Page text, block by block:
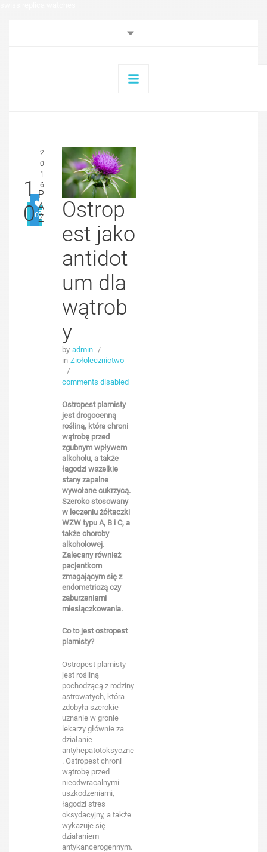
0
1
0
2
0
1
6
P
A
Ź
Ostrop
est jako
antidot
um dla
wątrob
y
by admin /
in Ziołolecznictwo
/
comments disabled
Ostropest plamisty
jest drogocenną
rośliną, która chroni
wątrobę przed
zgubnym wpływem
alkoholu, a także
łagodzi wszelkie
stany zapalne
wywołane cukrzycą.
Szeroko stosowany
w leczeniu żółtaczki
WZW typu A, B i C, a
także choroby
alkoholowej.
Zalecany również
pacjentkom
zmagającym się z
endometriozą czy
zaburzeniami
miesiączkowania.
Co to jest ostropest
plamisty?
Ostropest plamisty
jest rośliną
pochodzącą z rodziny
astrowatych, która
zdobyła szerokie
uznanie w gronie
lekarzy głównie za
działanie
antyhepatotoksyczne
. Ostropest chroni
wątrobę przed
nieodwracalnymi
uszkodzeniami,
łagodzi stres
oksydacyjny, a także
wykazuje się
działaniem
antykancerogennym.